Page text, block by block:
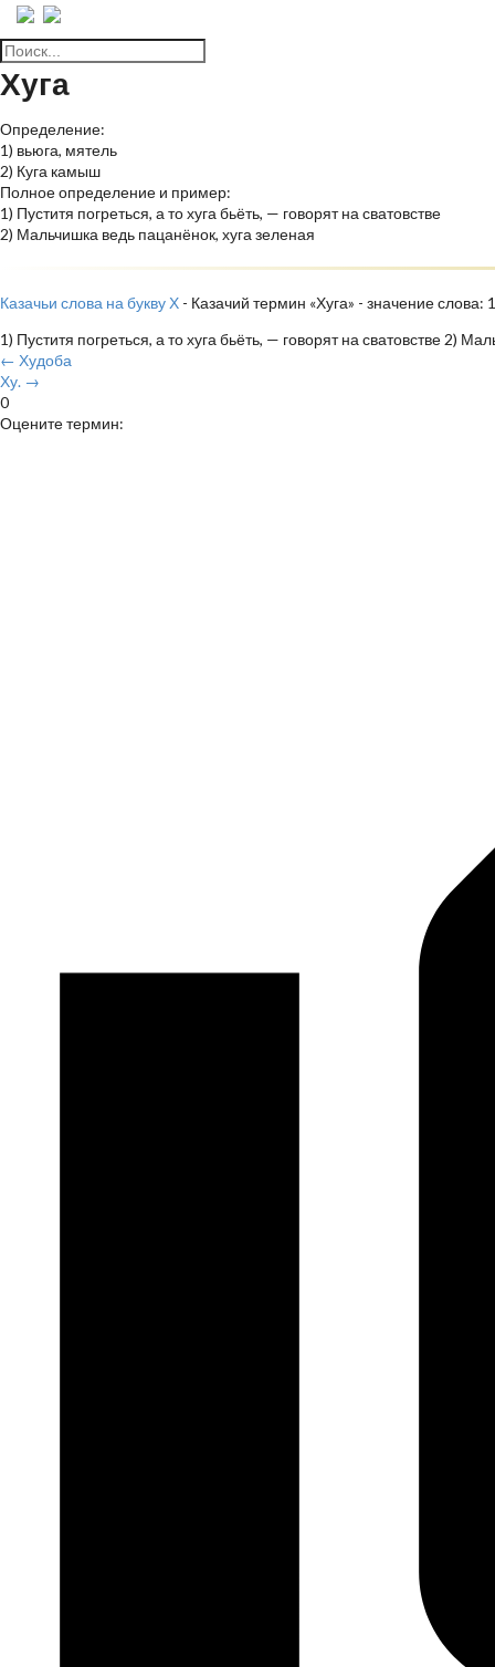
Хуга
Определение:
1) вьюга, мятель
2) Куга камыш
Полное определение и пример:
1) Пуститя погреться, а то хуга бьёть, — говорят на сватовстве
2) Мальчишка ведь пацанёнок, хуга зеленая
Казачьи слова на букву Х - Казачий термин «Хуга» - значение
1) Пуститя погреться, а то хуга бьёть, — говорят на сватовстве 2)
← Худоба
Ху. →
0
Оцените термин: